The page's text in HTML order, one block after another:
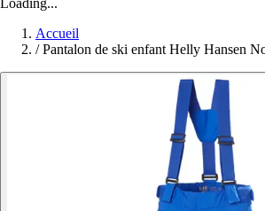
Accueil
/ Pantalon de ski enfant Helly Hansen